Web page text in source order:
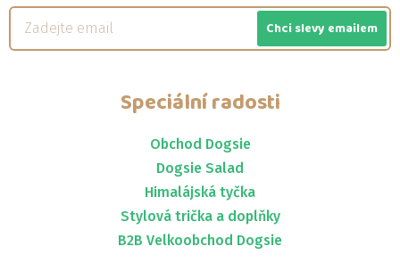
Chci slevy emailem
Speciální radosti
Obchod Dogsie
Dogsie Salad
Himalájská tyčka
Stylová trička a doplňky
B2B Velkoobchod Dogsie